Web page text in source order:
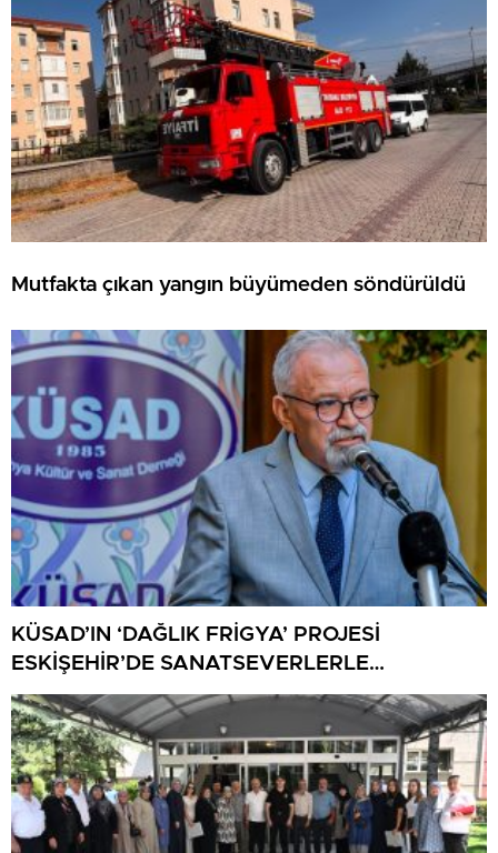
Mutfakta çıkan yangın büyümeden söndürüldü
KÜSAD’IN ‘DAĞLIK FRİGYA’ PROJESİ
ESKİŞEHİR’DE SANATSEVERLERLE
BULUŞUYOR